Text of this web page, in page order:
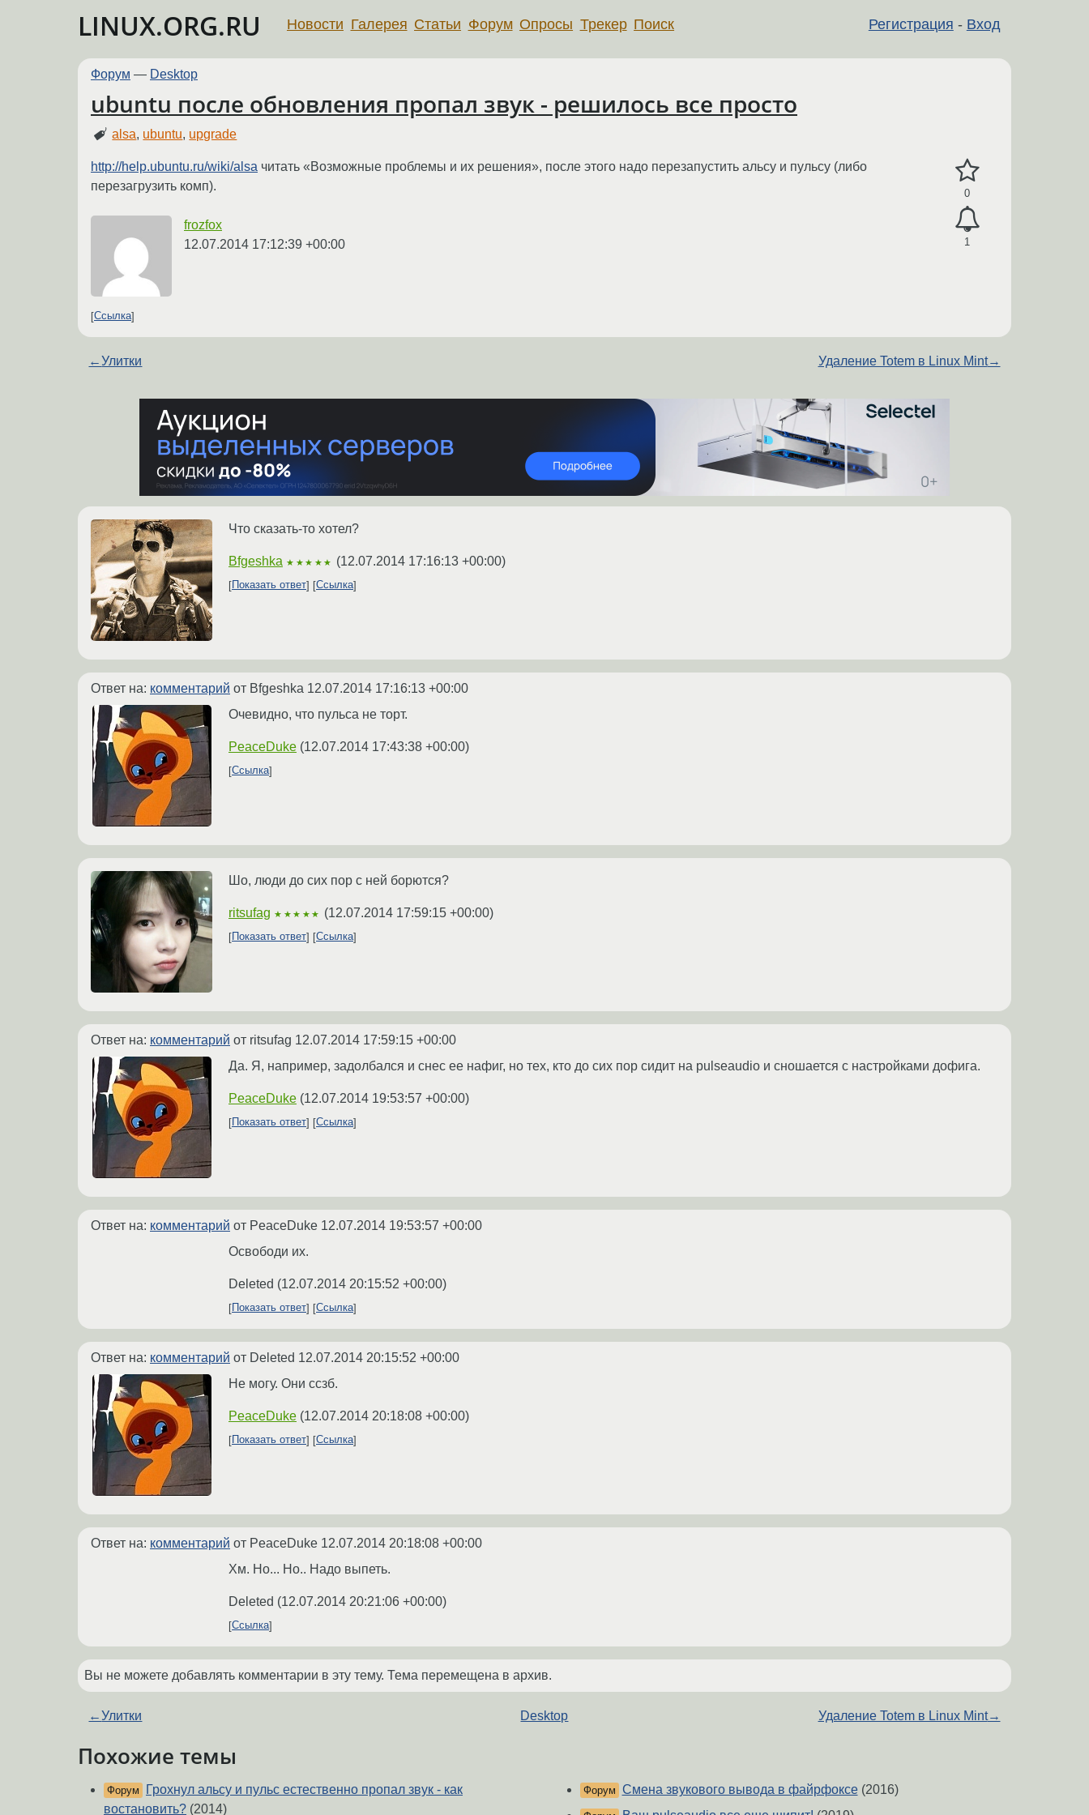
LINUX.ORG.RU Регистрация - Вход
Новости Галерея Статьи Форум Опросы Трекер Поиск
Форум — Desktop
ubuntu после обновления пропал звук - решилось все просто
alsa, ubuntu, upgrade
0
1
http://help.ubuntu.ru/wiki/alsa читать «Возможные проблемы и их решения», после этого надо перезапустить альсу и пульсу (либо
перезагрузить комп).
frozfox
12.07.2014 17:12:39 +00:00
Ссылка
←Улитки Удаление Totem в Linux Mint→
Что сказать-то хотел?
Bfgeshka ★★★★★ (12.07.2014 17:16:13 +00:00)
Показать ответ Ссылка
Ответ на: комментарий от Bfgeshka 12.07.2014 17:16:13 +00:00
Очевидно, что пульса не торт.
PeaceDuke (12.07.2014 17:43:38 +00:00)
Ссылка
Шо, люди до сих пор с ней борются?
ritsufag ★★★★★ (12.07.2014 17:59:15 +00:00)
Показать ответ Ссылка
Ответ на: комментарий от ritsufag 12.07.2014 17:59:15 +00:00
Да. Я, например, задолбался и снес ее нафиг, но тех, кто до сих пор сидит на pulseaudio и сношается с настройками дофига.
PeaceDuke (12.07.2014 19:53:57 +00:00)
Показать ответ Ссылка
Ответ на: комментарий от PeaceDuke 12.07.2014 19:53:57 +00:00
Освободи их.
Deleted (12.07.2014 20:15:52 +00:00)
Показать ответ Ссылка
Ответ на: комментарий от Deleted 12.07.2014 20:15:52 +00:00
Не могу. Они ссзб.
PeaceDuke (12.07.2014 20:18:08 +00:00)
Показать ответ Ссылка
Ответ на: комментарий от PeaceDuke 12.07.2014 20:18:08 +00:00
Хм. Но... Но.. Надо выпеть.
Deleted (12.07.2014 20:21:06 +00:00)
Ссылка
Вы не можете добавлять комментарии в эту тему. Тема перемещена в архив.
←Улитки Desktop Удаление Totem в Linux Mint→
Похожие темы
Форум
Грохнул альсу и пульс естественно пропал звук - как
востановить? (2014)
Форум Смена звукового вывода в файрфоксе(2016)